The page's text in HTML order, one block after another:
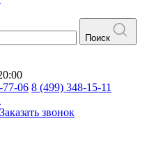
Поиск
77-06 8 (499) 348-15-11
Заказать звонок